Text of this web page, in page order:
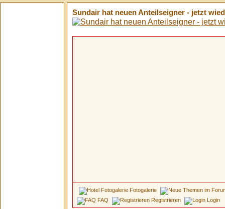
Sundair hat neuen Anteilseigner - jetzt
Fotogalerie
FAQ
Registrieren Login